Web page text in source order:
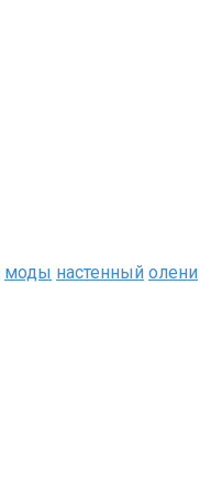
моды настенный олени